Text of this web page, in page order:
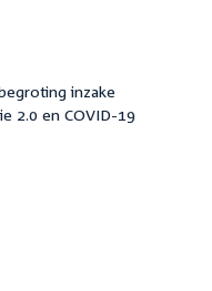
inzake
2.0 en COVID-19